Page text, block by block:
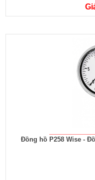
Đồng hồ P258 Wise -